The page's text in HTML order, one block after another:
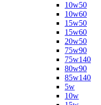
10w50
10w60
15w50
15w60
20w50
75w90
75w140
80w90
85w140
5w
10w